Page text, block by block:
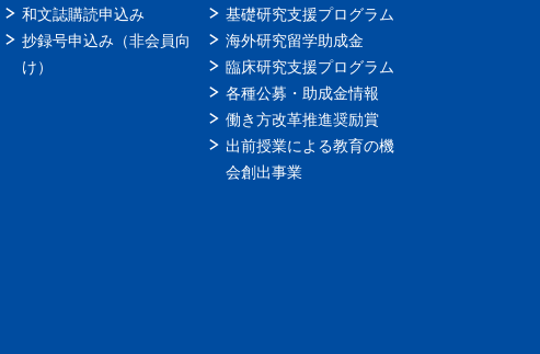
和文誌購読申込み
抄録号申込み（非会員向
け）
基礎研究支援プログラム
海外研究留学助成金
臨床研究支援プログラム
各種公募・助成金情報
働き方改革推進奨励賞
出前授業による教育の機
会創出事業